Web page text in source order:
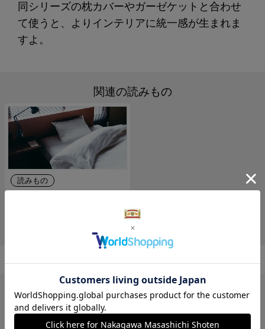
同シリーズの枕カバーやガーゼケットと合わせ
て使うと、よりインテリアに統一感が生まれま
すよ。
関連の読みもの
読みもの
レビュー